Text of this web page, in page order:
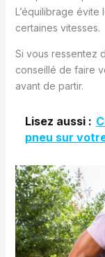
L’équilibrage évite
certaines vitesses.
Si vous ressentez
conseillé de faire
avant de partir.
Lisez aussi :
pneu sur